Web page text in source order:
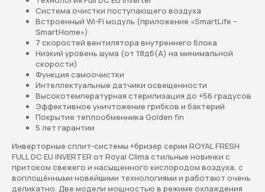
Система очистки поступающего воздуха
Встроенный Wi-Fi модуль (приложение «SmartLife –
SmartHome»)
7 скоростей вентилятора внутреннего блока
Низкий уровень шума (от 18дб(А) на минимальной
скорости)
Функция самоочистки
Интеллектуальные датчики освещенности
Высокотемпературная стерилизация до +56 градусов
Эффективное уничтожение грибков и бактерий
Покрытие теплообменника Golden fin
5 лет гарантии
Инверторные сплит-системы +бризер серии ROYAL FRESH
FULL DC EU INVERTER от Royal Clima стильные новинки с
притоком свежего и насыщенного кислородом воздуха, с
воплощёнными новейшими технологиями и работают очень
деликатно. Две модели мощностью в режиме охлаждения
Подберём кондиционер,
который действительно
подходит вам
В каталоге — решения для дома, офиса
и бизнеса. Подберём оптимальный
вариант под ваш бюджет и задачи
Перейти в каталог
Подбор кондиционера онлайн
Скидки новым клиентам